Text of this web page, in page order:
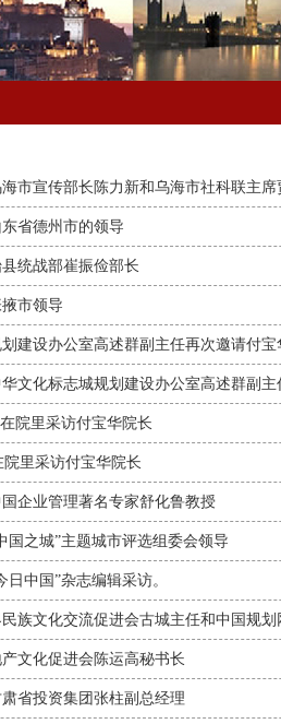
市宣传部长陈力新和乌海市社科联主席
省德州市的领导
统战部崔振俭部长
市领导
设办公室高述群副主任再次邀请付宝华院长
文化标志城规划建设办公室高述群副主
院里采访付宝华院长
里采访付宝华院长
企业管理著名专家舒化鲁教授
国之城”主题城市评选组委会领导
中国”杂志编辑采访。
族文化交流促进会古城主任和中国规划
文化促进会陈运高秘书长
省投资集团张柱副总经理